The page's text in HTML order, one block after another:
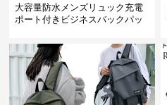
大容量防水メンズリュック充電
ポート付きビジネスバックパッ